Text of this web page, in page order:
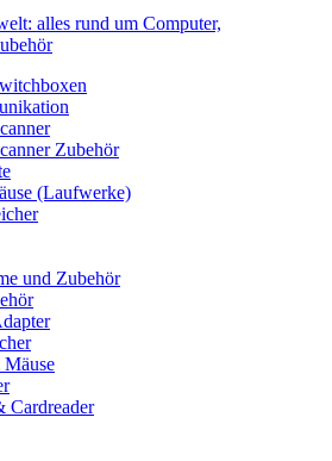
alles rund um Computer,
Zubehör
(Laufwerke)
und Zubehör
Mäuse
Cardreader